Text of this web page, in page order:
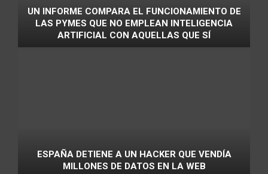
UN INFORME COMPARA EL FUNCIONAMIENTO DE
LAS PYMES QUE NO EMPLEAN INTELIGENCIA
ARTIFICIAL CON AQUELLAS QUE SÍ
ESPAÑA DETIENE A UN HACKER QUE VENDÍA
MILLONES DE DATOS EN LA WEB